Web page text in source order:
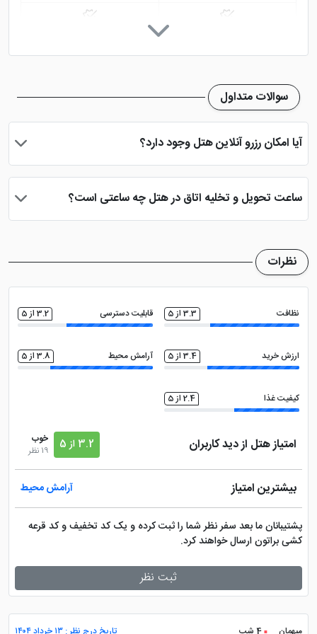
اتاق چمدان تاکسی سرویس
تلویزیون ال سی دی تلویزیون معمولی
سوالات متداول
آیا امکان رزرو آنلاین هتل وجود دارد؟
بله، با انتخاب تاریخ ورود و خروج، نوع اتاق و تعداد نفرات می توانید
دریافت نمایید.
ساعت تحویل و تخلیه اتاق در هتل چه ساعتی است؟
ساعت تحویل اتاق ساعت 2 بعد از ظهر و ساعت تخلیه اتاق 12 ظهر
نظرات
نظافت 3.3 از 5 قابلیت دسترسی 3.2 از 5
ارزش خرید 3.4 از 5 آرامش محیط 3.8 از 5
کیفیت غذا 2.4 از 5
امتیاز هتل از دید کاربران 3.2 از 5
خوب
19 نظر
بیشترین امتیاز آرامش محیط
پشتیبانان ما بعد سفر نظر شما را ثبت کرده و یک کد تخفیف و کد قرعه
کشی براتون ارسال خواهند کرد.
ثبت نظر